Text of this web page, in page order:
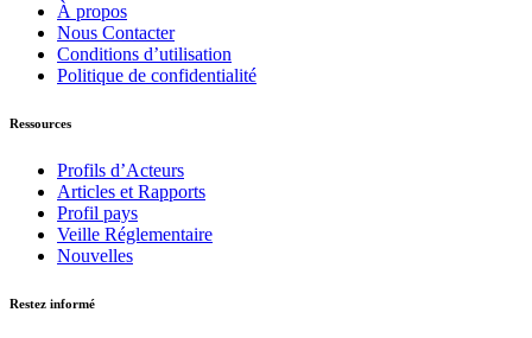
À propos
Nous Contacter
Conditions d’utilisation
Politique de confidentialité
Ressources
Profils d’Acteurs
Articles et Rapports
Profil pays
Veille Réglementaire
Nouvelles
Restez informé